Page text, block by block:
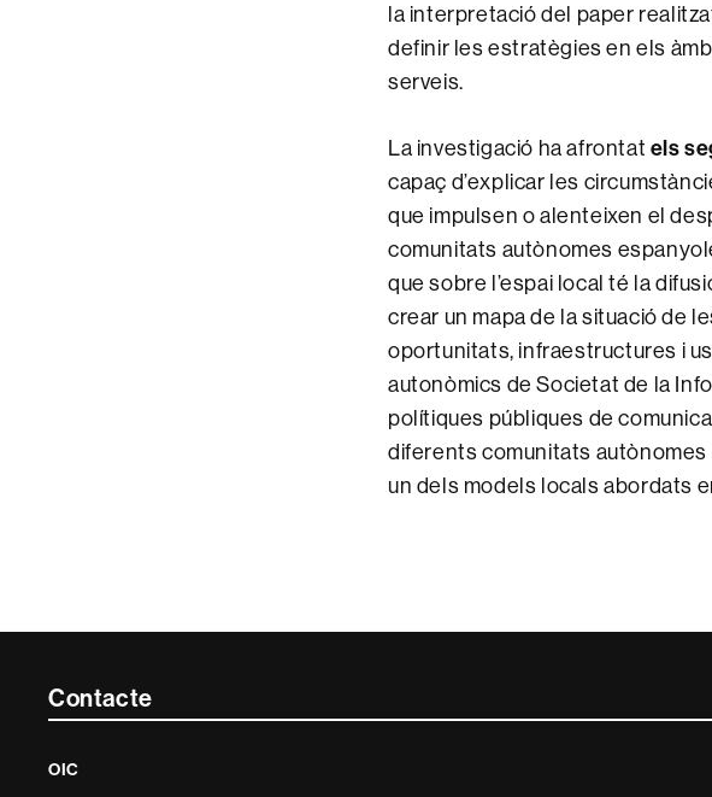
la interpretació del paper
definir les estratègies en els
serveis.
La investigació ha afrontat els
capaç d’explicar les
que impulsen o alenteixen el
comunitats autònomes
que sobre l’espai local té la
crear un mapa de la situació de
oportunitats, infraestructures i
autonòmics de Societat de la
polítiques públiques de
diferents comunitats autònomes
un dels models locals abordats
Contacte
informació
Contacte
OIC